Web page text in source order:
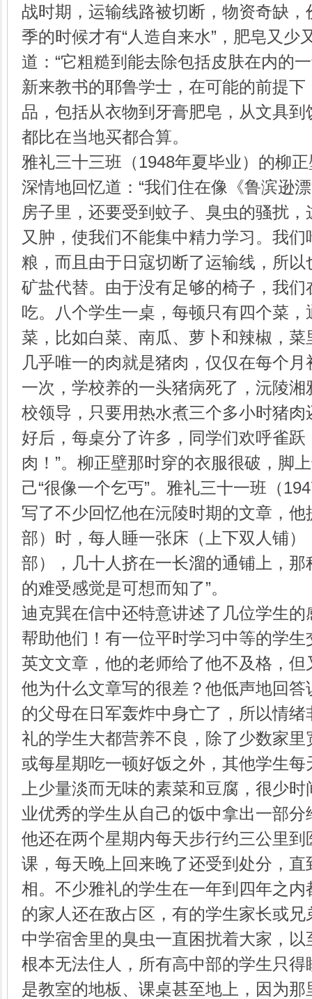
战时期，运输线路被切断，物资奇缺
季的时候才有“人造自来水”，肥皂又少
道：“它粗糙到能去除包括皮肤在内的
新来教书的耶鲁学士，在可能的前提
品，包括从衣物到牙膏肥皂，从文具
都比在当地买都合算。
雅礼三十三班（1948年夏毕业）的柳
深情地回忆道：“我们住在像《鲁滨逊
房子里，还要受到蚊子、臭虫的骚扰
又肿，使我们不能集中精力学习。我
粮，而且由于日寇切断了运输线，所
矿盐代替。由于没有足够的椅子，我
吃。八个学生一桌，每顿只有四个菜
菜，比如白菜、南瓜、萝卜和辣椒，
几乎唯一的肉就是猪肉，仅仅在每个
一次，学校养的一头猪病死了，沅陵
校领导，只要用热水煮三个多小时猪
好后，每桌分了许多，同学们欢呼雀
肉！”。柳正壁那时穿的衣服很破，脚
己“很像一个乞丐”。雅礼三十一班（
写了不少回忆他在沅陵时期的文章，他
部）时，每人睡一张床（上下双人铺
部），几十人挤在一长溜的通铺上，
的难受感觉是可想而知了”。
迪克巽在信中还特意讲述了几位学生
帮助他们！有一位平时学习中等的学
英文文章，他的老师给了他不及格，
他为什么文章写的很差？他低声地回答
的父母在日军轰炸中身亡了，所以情绪
礼的学生大都营养不良，除了少数家
或每星期吃一顿好饭之外，其他学生
上少量淡而无味的素菜和豆腐，很少
业优秀的学生从自己的饭中拿出一部
他还在两个星期内每天步行约三公里
课，每天晚上回来晚了还受到处分，
相。不少雅礼的学生在一年到四年之
的家人还在敌占区，有的学生家长或
中学宿舍里的臭虫一直困扰着大家，
根本无法住人，所有高中部的学生只
是教室的地板、课桌甚至地上，因为